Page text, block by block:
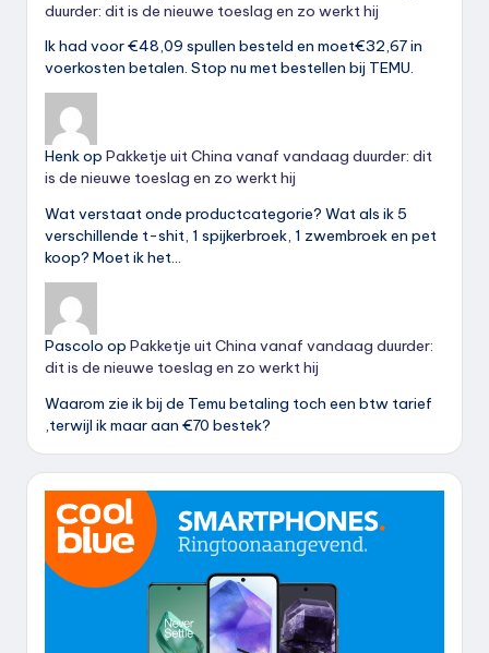
duurder: dit is de nieuwe toeslag en zo werkt hij
Ik had voor €48,09 spullen besteld en moet€32,67 in
voerkosten betalen. Stop nu met bestellen bij TEMU.
Henkop Pakketje uit China vanaf vandaag duurder: dit
is de nieuwe toeslag en zo werkt hij
Wat verstaat onde productcategorie? Wat als ik 5
verschillende t-shit, 1 spijkerbroek, 1 zwembroek en pet
koop? Moet ik het…
Pascolo op Pakketje uit China vanaf vandaag duurder:
dit is de nieuwe toeslag en zo werkt hij
Waarom zie ik bij de Temu betaling toch een btw tarief
,terwijl ik maar aan €70 bestek?